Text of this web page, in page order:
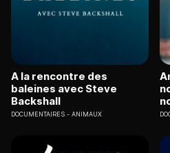
A la rencontre des
baleines avec Steve
Backshall
DOCUMENTAIRES ANIMAUX